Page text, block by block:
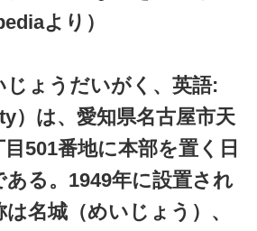
より）
じょうだいがく、英語:
）は、愛知県名古屋市天
501番地に本部を置く日
ある。1949年に設置され
名城（めいじょう）、